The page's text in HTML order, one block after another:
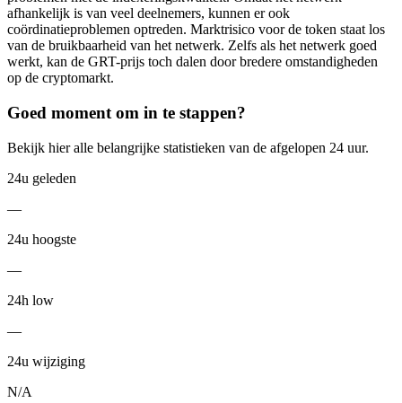
afhankelijk is van veel deelnemers, kunnen er ook
coördinatieproblemen optreden. Marktrisico voor de token staat los
van de bruikbaarheid van het netwerk. Zelfs als het netwerk goed
werkt, kan de GRT-prijs toch dalen door bredere omstandigheden
op de cryptomarkt.
Goed moment om in te stappen?
Bekijk hier alle belangrijke statistieken van de afgelopen 24 uur.
24u geleden
—
24u hoogste
—
24h low
—
24u wijziging
N/A